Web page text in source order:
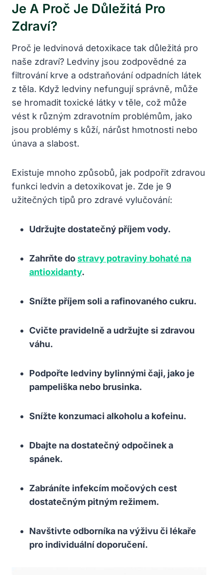
Je A Proč Je Důležitá Pro
Zdraví?
Proč je ledvinová detoxikace tak důležitá pro
naše zdraví? Ledviny jsou zodpovědné za
filtrování krve a odstraňování odpadních látek
z těla. Když ledviny nefungují správně, může
se hromadit toxické látky v těle, což může
vést k různým zdravotním problémům, jako
jsou problémy s kůží, nárůst hmotnosti nebo
únava a slabost.
Existuje mnoho způsobů, jak podpořit zdravou
funkci ledvin a detoxikovat je. Zde je 9
užitečných tipů pro zdravé vylučování:
Udržujte dostatečný příjem vody.
Zahrňte dostravy potraviny bohaté na
antioxidanty.
Snížte příjem soli a rafinovaného cukru.
Cvičte pravidelně a udržujte si zdravou
váhu.
Podpořte ledviny bylinnými čaji, jako je
pampeliška nebo brusinka.
Snížte konzumaci alkoholu a kofeinu.
Dbajte na dostatečný odpočinek a
spánek.
Zabráníte infekcím močových cest
dostatečným pitným režimem.
Navštivte odborníka na výživu či lékaře
pro individuální doporučení.